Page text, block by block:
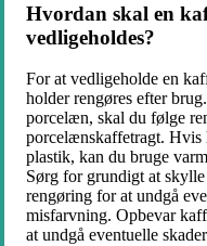
Hvordan skal en
vedligeholdes?
For at vedligeholde en
holder rengøres efter
porcelæn, skal du følge
porcelænskaffetragt. Hvis
plastik, kan du bruge
Sørg for grundigt at
rengøring for at undgå
misfarvning. Opbevar
at undgå eventuelle